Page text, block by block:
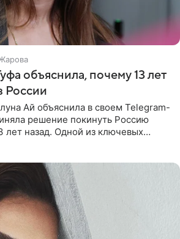
объяснила, почему 13 лет
России
Ай объяснила в своем Telegram-
решение покинуть Россию
лет назад. Одной из ключевых